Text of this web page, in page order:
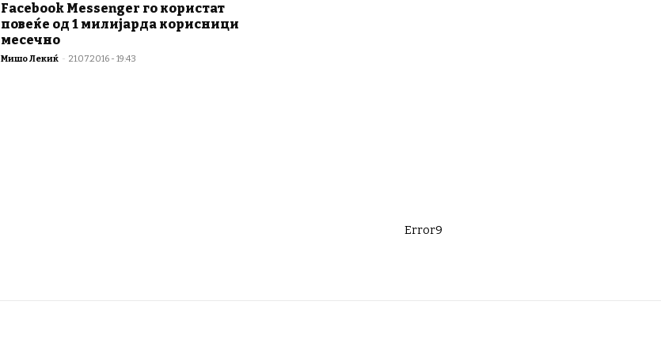
Facebook Messenger го користат
повеќе од 1 милијарда корисници
месечно
Мишо Лекиќ - 21.07.2016 - 19:43
Error9